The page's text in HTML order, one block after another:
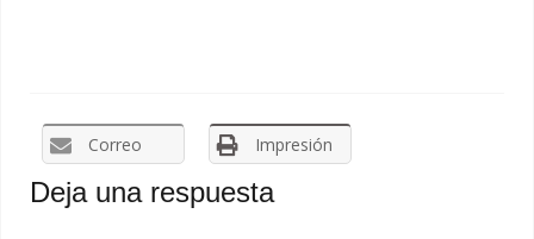
Correo Impresión
Deja una respuesta